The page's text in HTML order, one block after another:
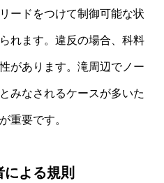
ードをつけて制御可能な状
れます。違反の場合、科料
があります。滝周辺でノー
みなされるケースが多いた
重要です。
よる規則